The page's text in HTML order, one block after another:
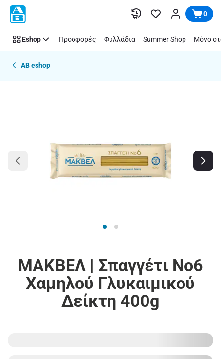
Παράλειψη 0
Eshop Προσφορές Φυλλάδια Summer Shop Μόνο
AB eshop
ΜΑΚΒΕΛ | Σπαγγέτι Νο6
Χαμηλού Γλυκαιμικού
Δείκτη 400g